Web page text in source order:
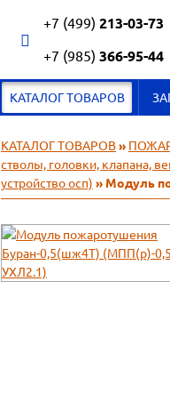
+7 (499) 213-03-73
+7 (985) 366-95-44
КАТАЛОГ ТОВАРОВ
КАТАЛОГ ТОВАРОВ»
стволы, головки, клапана,
устройство осп) » Модуль